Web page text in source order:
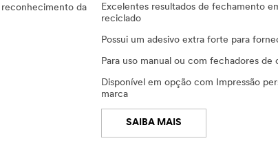
reconhecimento da
Excelentes resultados de fechamento
reciclado
Possui um adesivo extra forte para
Para uso manual ou com fechadores de
Disponível em opção com Impressão
marca
SAIBA MAIS